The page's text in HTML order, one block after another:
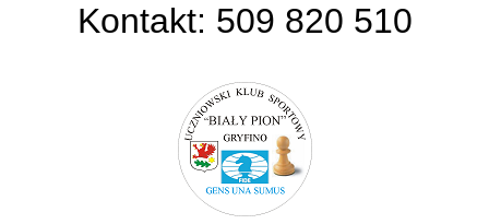
Kontakt: 509 820 510